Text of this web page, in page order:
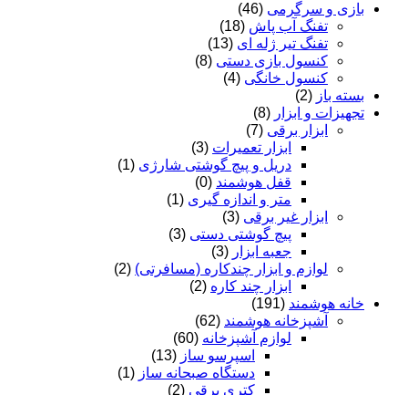
بازی و سرگرمی (46)
تفنگ آب پاش (18)
تفنگ تیر ژله ای (13)
کنسول بازی دستی (8)
کنسول خانگی (4)
بسته باز (2)
تجهیزات و ابزار (8)
ابزار برقی (7)
ابزار تعمیرات (3)
دریل و پیچ گوشتی شارژی (1)
قفل هوشمند (0)
متر و اندازه گیری (1)
ابزار غیر برقی (3)
پیچ گوشتی دستی (3)
جعبه ابزار (3)
لوازم و ابزار چندکاره (مسافرتی) (2)
ابزار چند کاره (2)
خانه هوشمند (191)
آشپزخانه هوشمند (62)
لوازم آشپزخانه (60)
اسپرسو ساز (13)
دستگاه صبحانه ساز (1)
کتری برقی (2)